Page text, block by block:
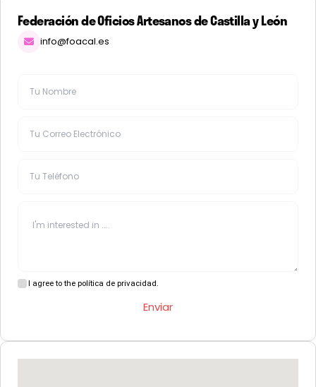
Federación de Oficios Artesanos de Castilla y León
info@foacal.es
I agree to the política de privacidad.
Enviar